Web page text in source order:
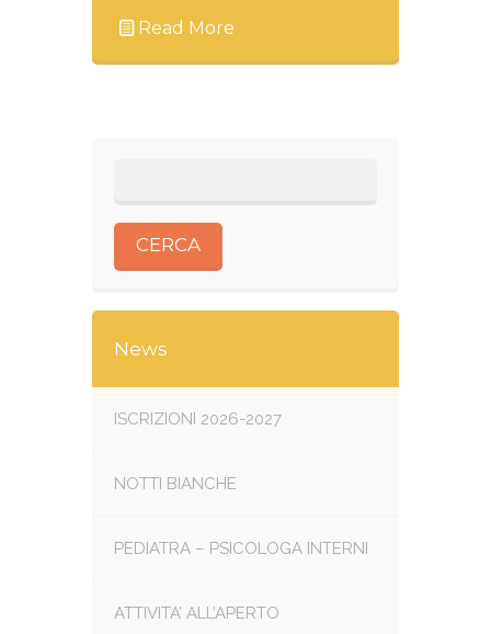
Read More
News
ISCRIZIONI 2026-2027
NOTTI BIANCHE
PEDIATRA – PSICOLOGA INTERNI
ATTIVITA’ ALL’APERTO